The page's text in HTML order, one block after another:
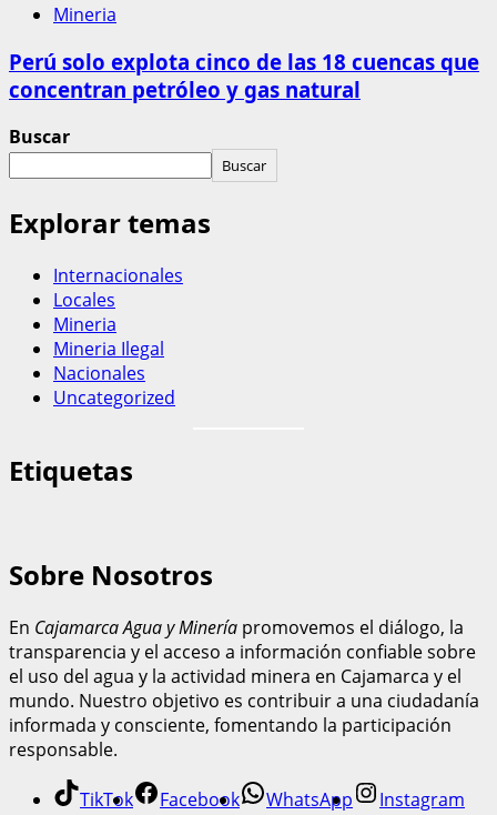
Mineria
Perú solo explota cinco de las 18 cuencas que
concentran petróleo y gas natural
Buscar
Buscar
Explorar temas
Internacionales
Locales
Mineria
Mineria Ilegal
Nacionales
Uncategorized
Etiquetas
Sobre Nosotros
En Cajamarca Agua y Minería promovemos el diálogo, la
transparencia y el acceso a información confiable sobre
el uso del agua y la actividad minera en Cajamarca y el
mundo. Nuestro objetivo es contribuir a una ciudadanía
informada y consciente, fomentando la participación
responsable.
TikTok Facebook WhatsApp Instagram